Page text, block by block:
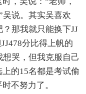
吴说。其实吴喜欢
那我就只能换下JJ
分比得上帆的
哭，但我克服自己
的15名都是考试偷
不努力了。